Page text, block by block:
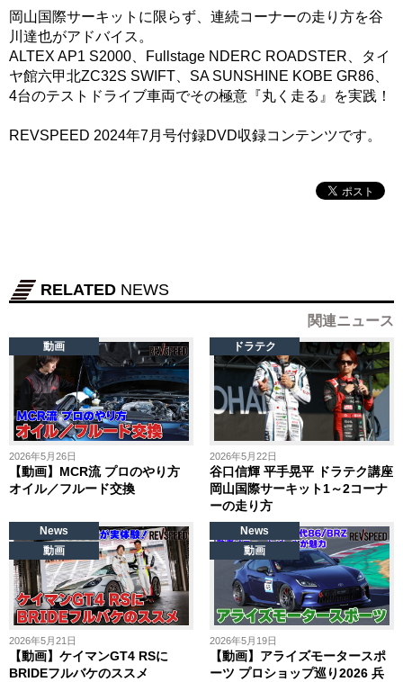
岡山国際サーキットに限らず、連続コーナーの走り方を谷
川達也がアドバイス。
ALTEX AP1 S2000、Fullstage NDERC ROADSTER、タイ
ヤ館六甲北ZC32S SWIFT、SA SUNSHINE KOBE GR86、
4台のテストドライブ車両でその極意『丸く走る』を実践！
REVSPEED 2024年7月号付録DVD収録コンテンツです。
RELATED NEWS
関連ニュース
2026年5月26日
【動画】MCR流 プロのやり方
オイル／フルード交換
動画
2026年5月22日
谷口信輝 平手晃平 ドラテク講座
岡山国際サーキット1～2コーナ
ーの走り方
ドラテク
2026年5月21日
【動画】ケイマンGT4 RSに
BRIDEフルバケのススメ
News
動画
2026年5月19日
【動画】アライズモータースポ
ーツ プロショップ巡り2026 兵
News
動画